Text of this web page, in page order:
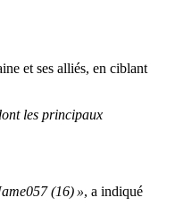
et ses alliés, en ciblant
les principaux
(16) », a indiqué